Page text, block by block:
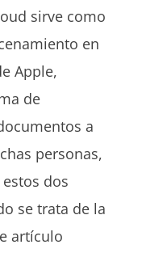
sirve como
en
Apple,
de
a
personas,
dos
se trata de la
artículo